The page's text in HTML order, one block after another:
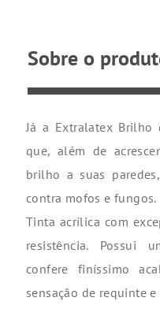
Sobre o
Já a Extralatex
que, além de
brilho a suas
contra mofos e fungos.
Tinta acrílica com
resistência. Possui
confere finíssimo
sensação de requinte